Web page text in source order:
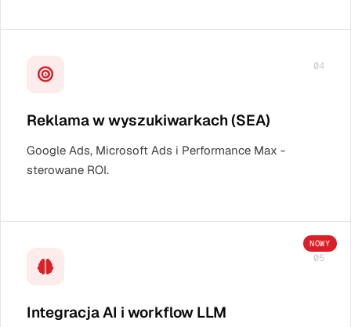
04
Reklama w wyszukiwarkach (SEA)
Google Ads, Microsoft Ads i Performance Max -
sterowane ROI.
NOWY
05
Integracja AI i workflow LLM